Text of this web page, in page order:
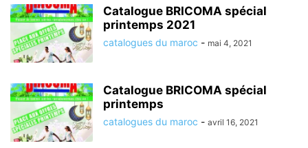
Catalogue BRICOMA spécial
printemps 2021
catalogues du maroc - mai 4, 2021
Catalogue BRICOMA spécial
printemps
catalogues du maroc - avril 16, 2021